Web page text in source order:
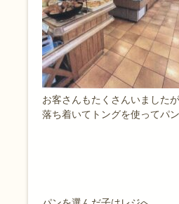
お客さんもたくさんいましたが
落ち着いてトングを使ってパ